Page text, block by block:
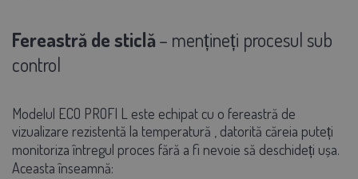
Fereastră de sticlă– mențineți procesul sub
control
Modelul ECO PROFI L este echipat cu o fereastră de
vizualizare rezistentă la temperatură , datorită căreia puteți
monitoriza întregul proces fără a fi nevoie să deschideți ușa.
Aceasta înseamnă: